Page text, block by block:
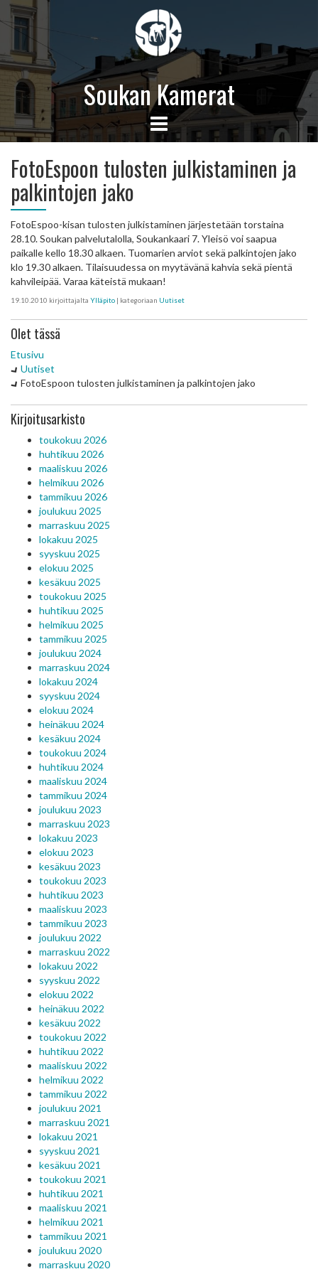
Soukan Kamerat
FotoEspoon tulosten julkistaminen ja
palkintojen jako
FotoEspoo-kisan tulosten julkistaminen järjestetään torstaina
28.10. Soukan palvelutalolla, Soukankaari 7. Yleisö voi saapua
paikalle kello 18.30 alkaen. Tuomarien arviot sekä palkintojen jako
klo 19.30 alkaen. Tilaisuudessa on myytävänä kahvia sekä pientä
kahvileipää. Varaa käteistä mukaan!
19.10.2010 kirjoittajalta Ylläpito | kategoriaan Uutiset
Olet tässä
Etusivu
Uutiset
FotoEspoon tulosten julkistaminen ja palkintojen jako
Kirjoitusarkisto
toukokuu 2026
huhtikuu 2026
maaliskuu 2026
helmikuu 2026
tammikuu 2026
joulukuu 2025
marraskuu 2025
lokakuu 2025
syyskuu 2025
elokuu 2025
kesäkuu 2025
toukokuu 2025
huhtikuu 2025
helmikuu 2025
tammikuu 2025
joulukuu 2024
marraskuu 2024
lokakuu 2024
syyskuu 2024
elokuu 2024
heinäkuu 2024
kesäkuu 2024
toukokuu 2024
huhtikuu 2024
maaliskuu 2024
tammikuu 2024
joulukuu 2023
marraskuu 2023
lokakuu 2023
elokuu 2023
kesäkuu 2023
toukokuu 2023
huhtikuu 2023
maaliskuu 2023
tammikuu 2023
joulukuu 2022
marraskuu 2022
lokakuu 2022
syyskuu 2022
elokuu 2022
heinäkuu 2022
kesäkuu 2022
toukokuu 2022
huhtikuu 2022
maaliskuu 2022
helmikuu 2022
tammikuu 2022
joulukuu 2021
marraskuu 2021
lokakuu 2021
syyskuu 2021
kesäkuu 2021
toukokuu 2021
huhtikuu 2021
maaliskuu 2021
helmikuu 2021
tammikuu 2021
joulukuu 2020
marraskuu 2020